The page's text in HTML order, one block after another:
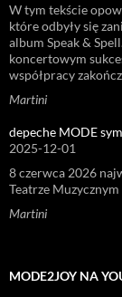
W tym tekście
które odbyły się
album Speak &
koncertowym
współpracy
Martini
depeche MODE
2025-12-01
8 czerwca 2026
Teatrze Muzycznym
Martini
MODE2JOY NA